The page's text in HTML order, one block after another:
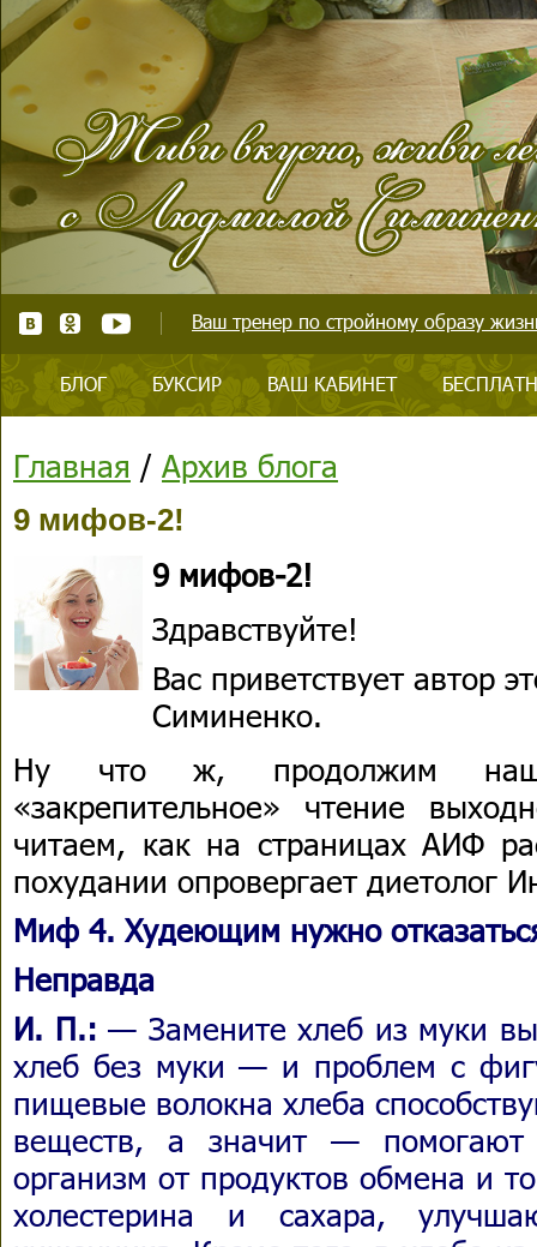
Ваш тренер по стройному образу
БЛОГ БУКСИР ВАШ КАБИНЕТ
Главная / Архив блога
9 мифов-2!
9 мифов-2!
Здравствуйте!
Вас приветствует автор
Симиненко.
Ну что ж, продолжим
«закрепительное» чтение
читаем, как на страницах АИФ
похудании опровергает диетолог
Миф 4. Худеющим нужно
Неправда
И. П.: — Замените хлеб из муки
хлеб без муки — и проблем с
пищевые волокна хлеба
веществ, а значит —
организм от продуктов обмена и
холестерина и сахара,